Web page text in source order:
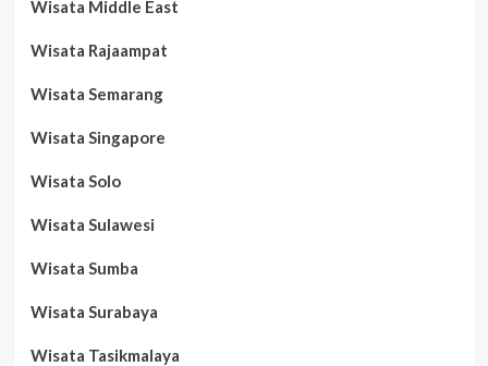
Wisata Middle East
Wisata Rajaampat
Wisata Semarang
Wisata Singapore
Wisata Solo
Wisata Sulawesi
Wisata Sumba
Wisata Surabaya
Wisata Tasikmalaya